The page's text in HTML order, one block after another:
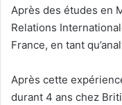
Après des études en
Relations
France, en tant
Après cette
durant 4 ans chez